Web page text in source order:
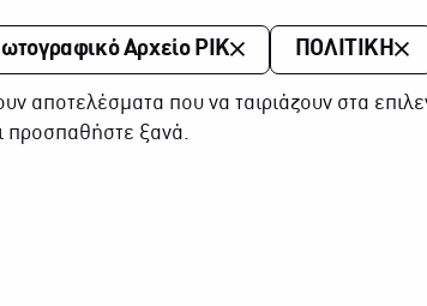
Αρχείο ΡΙΚ ΠΟΛΙΤΙΚΗ
αποτελέσματα που να ταιριάζουν στα
προσπαθήστε ξανά.